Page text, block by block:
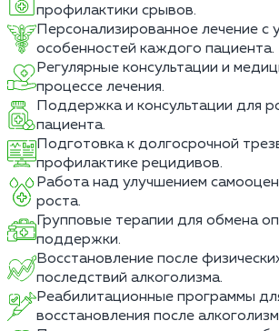
профилактики срывов.
Персонализированное лечение с
особенностей каждого пациента.
Регулярные консультации и
процессе лечения.
Поддержка и консультации для
пациента.
Подготовка к долгосрочной
профилактике рецидивов.
Работа над улучшением
роста.
Групповые терапии для обмена
поддержки.
Восстановление после
последствий алкоголизма.
Реабилитационные программы
восстановления после